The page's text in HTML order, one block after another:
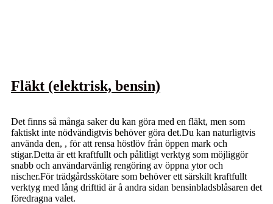
Fläkt (elektrisk, bensin)
Det finns så många saker du kan göra med en fläkt, men som
faktiskt inte nödvändigtvis behöver göra det.Du kan naturligtvis
använda den, , för att rensa höstlöv från öppen mark och
stigar.Detta är ett kraftfullt och pålitligt verktyg som möjliggör
snabb och användarvänlig rengöring av öppna ytor och
nischer.För trädgårdsskötare som behöver ett särskilt kraftfullt
verktyg med lång drifttid är å andra sidan bensinbladsblåsaren det
föredragna valet.